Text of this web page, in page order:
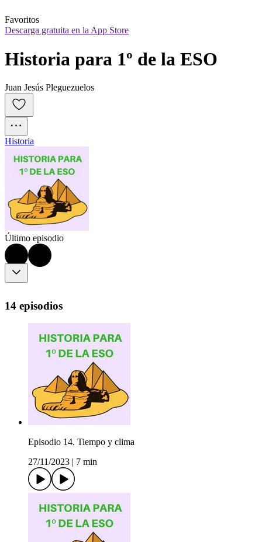
Favoritos
Descarga gratuita en la App Store
Historia para 1º de la ESO
Juan Jesús Pleguezuelos
Historia
Último episodio
14 episodios
Episodio 14. Tiempo y clima
27/11/2023
7 min